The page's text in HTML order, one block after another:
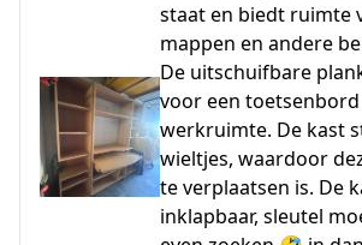
staat en biedt ruimte
mappen en andere
De uitschuifbare
voor een
werkruimte. De kast
wieltjes, waardoor
te verplaatsen is. De
inklapbaar, sleutel